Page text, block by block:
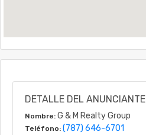
DETALLE DEL ANUNCIANTE
Nombre: G & M Realty Group
Teléfono: (787) 646-6701